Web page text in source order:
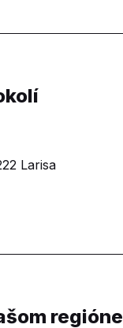
Larisa
regióne